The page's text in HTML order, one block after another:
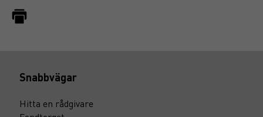
Snabbvägar
Hitta en rådgivare